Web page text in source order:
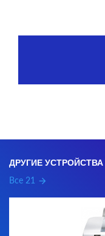
ДРУГИЕ
Все 21 arrow_forward